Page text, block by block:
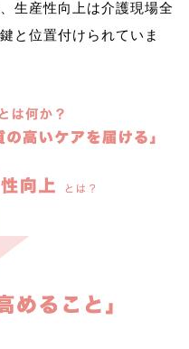
生産性向上は介護現場全
と位置付けられていま